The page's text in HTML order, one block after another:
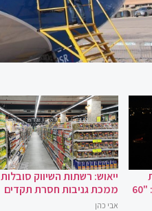
במקרה של מלחמה בצפון: "60
ייאוש: רשתות השיווק סובלות
ממכת גניבות חסרת תקדים
אבי כהן